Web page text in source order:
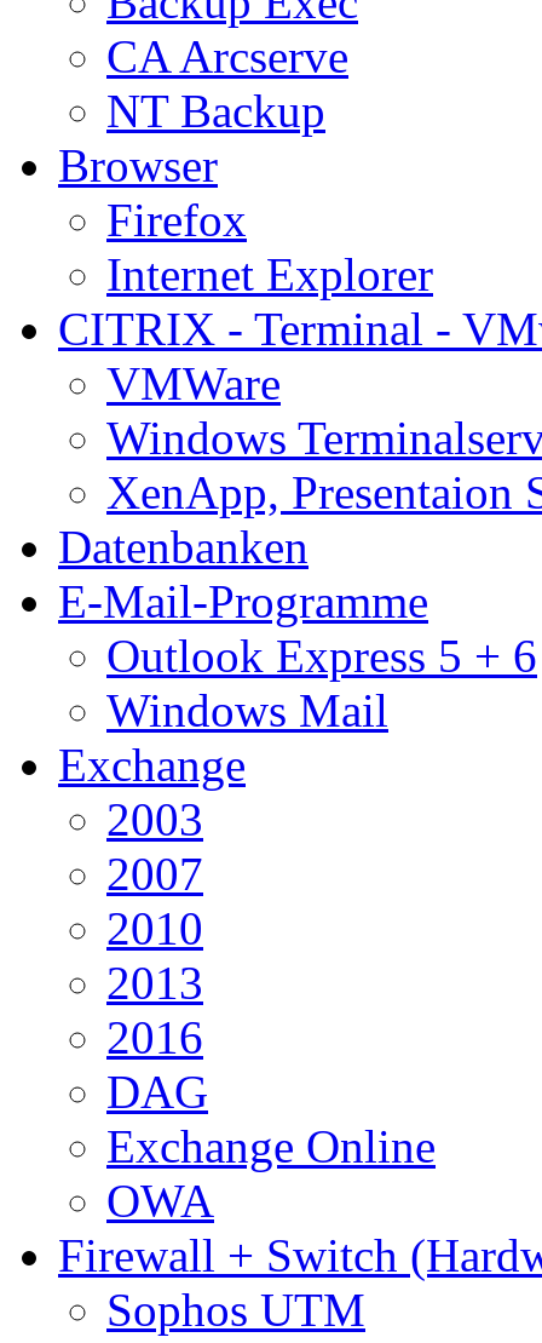
CA Arcserve
NT Backup
Browser
Firefox
Internet Explorer
CITRIX - Terminal -
VMWare
Windows
XenApp, Presentaion
Datenbanken
E-Mail-Programme
Outlook Express 5 + 6
Windows Mail
Exchange
2003
2007
2010
2013
2016
DAG
Exchange Online
OWA
Firewall + Switch
Sophos UTM